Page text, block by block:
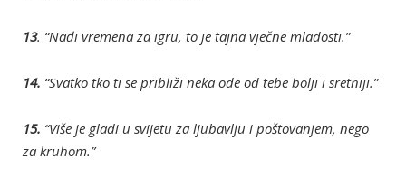
13. “Nađi vremena za igru, to je tajna vječne mladosti.”
14. “Svatko tko ti se približi neka ode od tebe bolji i sretniji.”
15. “Više je gladi u svijetu za ljubavlju i poštovanjem, nego
za kruhom.”